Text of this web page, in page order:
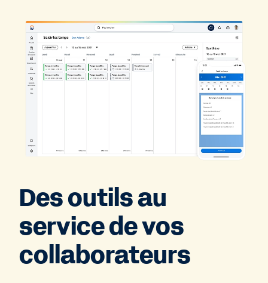
Des outils au
service de vos
collaborateurs